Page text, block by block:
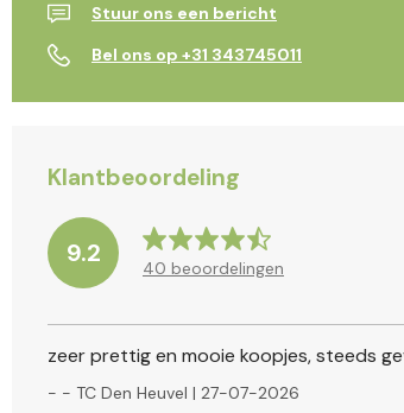
Stuur ons een bericht
Bel ons op +31 343745011
Klantbeoordeling
9.2 40 beoordelingen
zeer prettig en mooie koopjes, steeds
- - TC Den Heuvel | 27-07-2026